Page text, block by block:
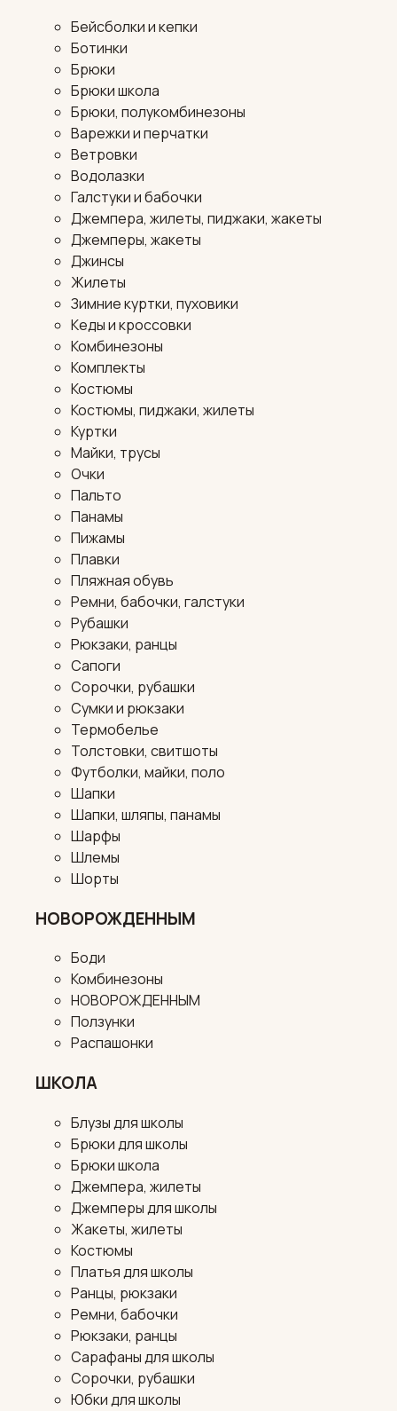
Бейсболки и кепки
Ботинки
Брюки
Брюки школа
Брюки, полукомбинезоны
Варежки и перчатки
Ветровки
Водолазки
Галстуки и бабочки
Джемпера, жилеты, пиджаки, жакеты
Джемперы, жакеты
Джинсы
Жилеты
Зимние куртки, пуховики
Кеды и кроссовки
Комбинезоны
Комплекты
Костюмы
Костюмы, пиджаки, жилеты
Куртки
Майки, трусы
Очки
Пальто
Панамы
Пижамы
Плавки
Пляжная обувь
Ремни, бабочки, галстуки
Рубашки
Рюкзаки, ранцы
Сапоги
Сорочки, рубашки
Сумки и рюкзаки
Термобелье
Толстовки, свитшоты
Футболки, майки, поло
Шапки
Шапки, шляпы, панамы
Шарфы
Шлемы
Шорты
НОВОРОЖДЕННЫМ
Боди
Комбинезоны
НОВОРОЖДЕННЫМ
Ползунки
Распашонки
ШКОЛА
Блузы для школы
Брюки для школы
Брюки школа
Джемпера, жилеты
Джемперы для школы
Жакеты, жилеты
Костюмы
Платья для школы
Ранцы, рюкзаки
Ремни, бабочки
Рюкзаки, ранцы
Сарафаны для школы
Сорочки, рубашки
Юбки для школы